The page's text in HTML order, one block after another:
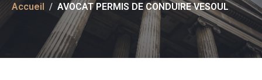
Accueil AVOCAT PERMIS DE CONDUIRE VESOUL